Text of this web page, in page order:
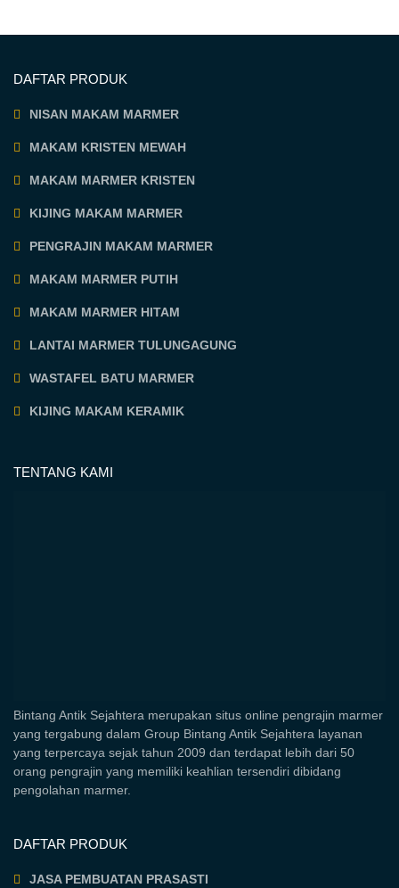
DAFTAR PRODUK
NISAN MAKAM MARMER
MAKAM KRISTEN MEWAH
MAKAM MARMER KRISTEN
KIJING MAKAM MARMER
PENGRAJIN MAKAM MARMER
MAKAM MARMER PUTIH
MAKAM MARMER HITAM
LANTAI MARMER TULUNGAGUNG
WASTAFEL BATU MARMER
KIJING MAKAM KERAMIK
TENTANG KAMI
Bintang Antik Sejahtera merupakan situs online pengrajin marmer
yang tergabung dalam Group Bintang Antik Sejahtera layanan
yang terpercaya sejak tahun 2009 dan terdapat lebih dari 50
orang pengrajin yang memiliki keahlian tersendiri dibidang
pengolahan marmer.
DAFTAR PRODUK
JASA PEMBUATAN PRASASTI